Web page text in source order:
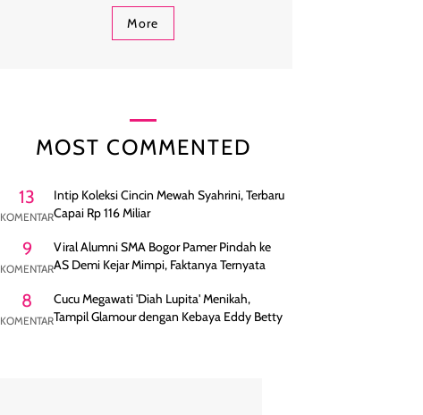
More
MOST COMMENTED
13
KOMENTAR
Intip Koleksi Cincin Mewah Syahrini, Terbaru
Capai Rp 116 Miliar
9
KOMENTAR
Viral Alumni SMA Bogor Pamer Pindah ke
AS Demi Kejar Mimpi, Faktanya Ternyata
8
KOMENTAR
Cucu Megawati 'Diah Lupita' Menikah,
Tampil Glamour dengan Kebaya Eddy Betty